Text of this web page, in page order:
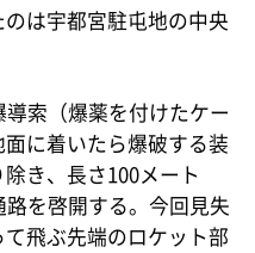
は宇都宮駐屯地の中央
索（爆薬を付けたケー
に着いたら爆破する装
き、長さ100メート
を啓開する。今回見失
飛ぶ先端のロケット部